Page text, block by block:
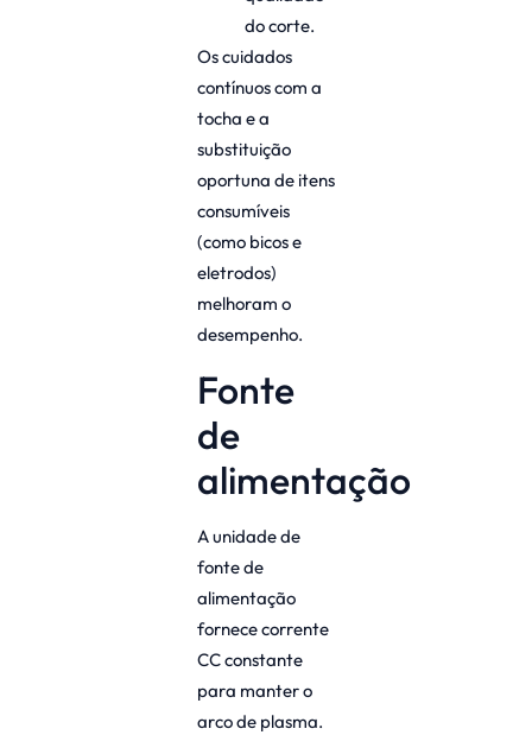
do corte.
Os cuidados
contínuos com a
tocha e a
substituição
oportuna de itens
consumíveis
(como bicos e
eletrodos)
melhoram o
desempenho.
Fonte
de
alimentação
A unidade de
fonte de
alimentação
fornece corrente
CC constante
para manter o
arco de plasma.